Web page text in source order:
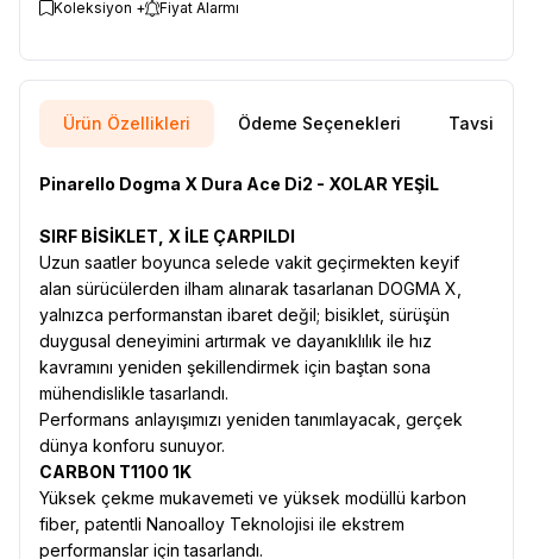
Koleksiyon + Fiyat Alarmı
Ürün Özellikleri Ödeme Seçenekleri Tavsiye Et
Pinarello Dogma X Dura Ace Di2 - XOLAR YEŞİL
SIRF BİSİKLET, X İLE ÇARPILDI
Uzun saatler boyunca selede vakit geçirmekten keyif
alan sürücülerden ilham alınarak tasarlanan DOGMA X,
yalnızca performanstan ibaret değil; bisiklet, sürüşün
duygusal deneyimini artırmak ve dayanıklılık ile hız
kavramını yeniden şekillendirmek için baştan sona
mühendislikle tasarlandı.
Performans anlayışımızı yeniden tanımlayacak, gerçek
dünya konforu sunuyor.
CARBON T1100 1K
Yüksek çekme mukavemeti ve yüksek modüllü karbon
fiber, patentli Nanoalloy Teknolojisi ile ekstrem
performanslar için tasarlandı.